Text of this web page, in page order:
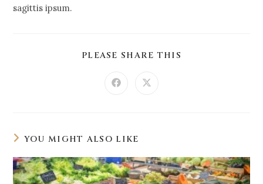
sagittis ipsum.
PLEASE SHARE THIS
Opens Opens
YOU MIGHT ALSO LIKE